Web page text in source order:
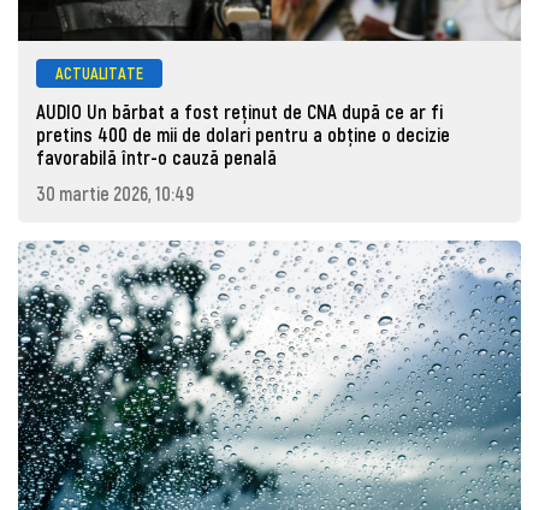
ACTUALITATE
AUDIO Un bărbat a fost reținut de CNA după ce ar fi
pretins 400 de mii de dolari pentru a obține o decizie
favorabilă într-o cauză penală
30 martie 2026, 10:49